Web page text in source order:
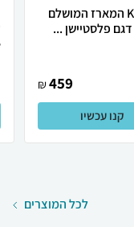
Kal Gav המארז המושלם
459
₪
קנו עכשיו
לכל המוצרים